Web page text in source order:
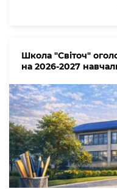
Школа "Світоч"
на 2026-2027